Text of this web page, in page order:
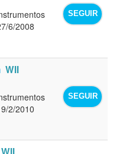
SEGUIR
6/2008
WII
SEGUIR
2/2010